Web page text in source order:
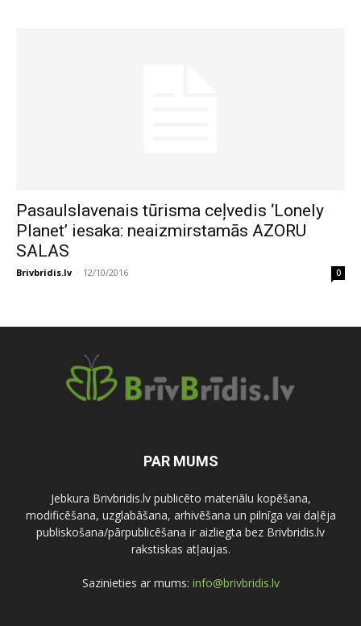
Pasaulslavenais tūrisma ceļvedis ‘Lonely
Planet’ iesaka: neaizmirstamās AZORU
SALAS
Brivbridis.lv - 12/10/2016 0
PAR MUMS
Jebkura Brivbridis.lv publicēto materiālu kopēšana,
modificēšana, uzglabāšana, arhivēšana un pilnīga vai daļēja
publiskošana/pārpublicēšana ir aizliegta bez Brivbridis.lv
rakstiskas atļaujas.
Sazinieties ar mums: info@brivbridis.lv